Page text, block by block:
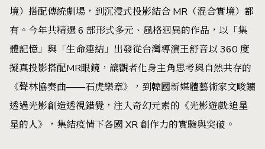
境）搭配傳統劇場，到沉浸式投影結合 MR（混合實境）都
有。今年共精選 6 部形式多元、風格迥異的作品，以「集
體記憶」與「生命連結」出發從台灣導演王舒音以 360 度
擬真投影搭配MR眼鏡，讓觀者化身主角思考與自然共存的
《聲林協奏曲——石虎樂章》，到韓國新媒體藝術家文畯鏞
透過光影創造透視錯覺，注入奇幻元素的《光影遊戲:追星
星的人》，集結疫情下各國 XR 創作力的實驗與突破。